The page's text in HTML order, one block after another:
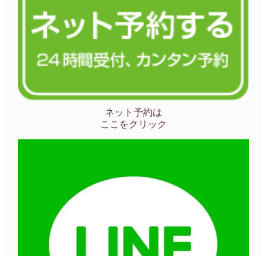
ネット予約は
ここをクリック